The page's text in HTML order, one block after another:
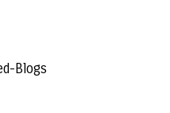
Blogs